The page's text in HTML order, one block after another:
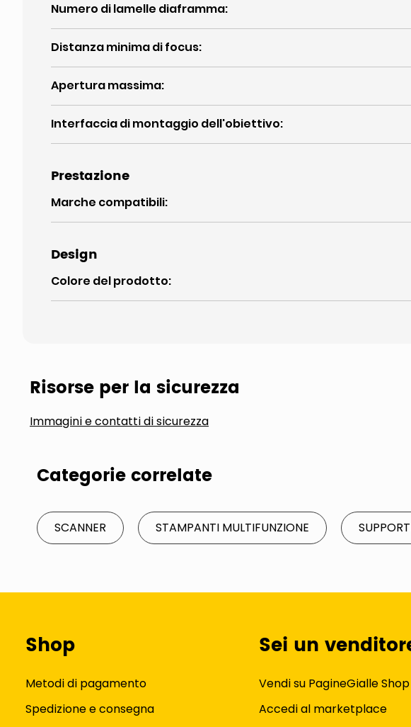
Numero di lamelle diaframma:
Distanza minima di focus:
Apertura massima:
Interfaccia di montaggio dell'obiettivo:
Prestazione
Marche compatibili:
Design
Colore del prodotto:
Risorse per la sicurezza
Immagini e contatti di sicurezza
Categorie correlate
SCANNER STAMPANTI MULTIFUNZIONE
Shop
Metodi di pagamento
Spedizione e consegna
Sei un
Vendi su PagineGialle Shop
Accedi al marketplace